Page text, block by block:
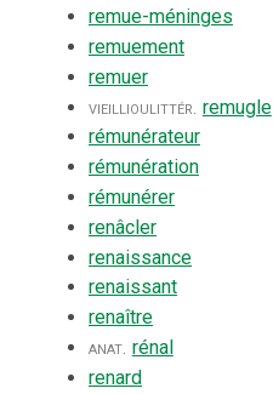
remue-méninges
remuement
remuer
vieillioulittér. remugle
rémunérateur
rémunération
rémunérer
renâcler
renaissance
renaissant
renaître
anat. rénal
renard